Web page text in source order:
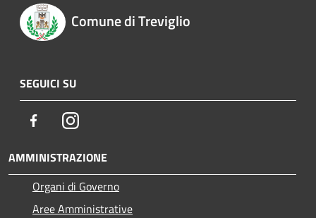
Comune di Treviglio
SEGUICI SU
FacebookInstagram
AMMINISTRAZIONE
Organi di Governo
Aree Amministrative